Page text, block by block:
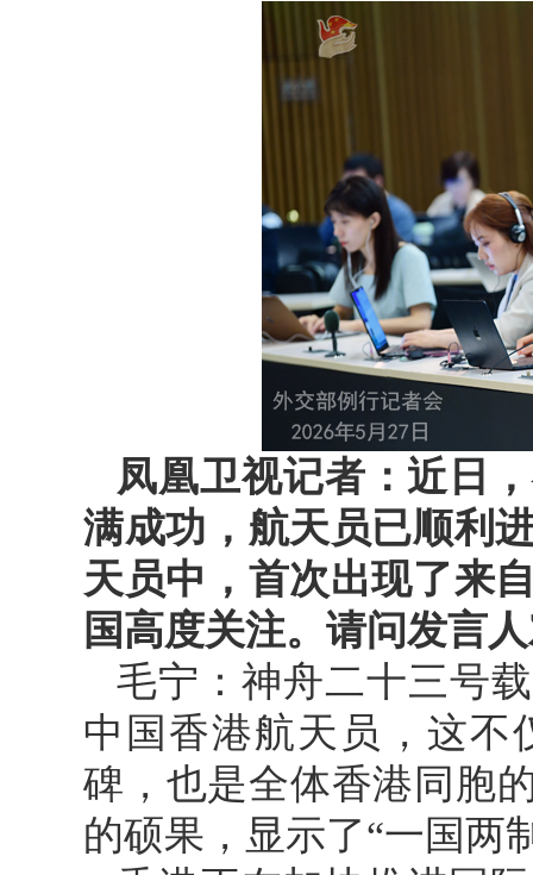
凤凰卫视记者：近日
满成功，航天员已顺利
天员中，首次出现了来
国高度关注。请问发言
毛宁：神舟二十三号
中国香港航天员，这不
碑，也是全体香港同胞
的硕果，显示了“一国两